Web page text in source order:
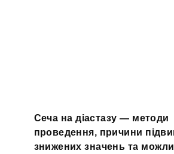
Сеча на діастазу — методи
проведення, причини
знижених значень та